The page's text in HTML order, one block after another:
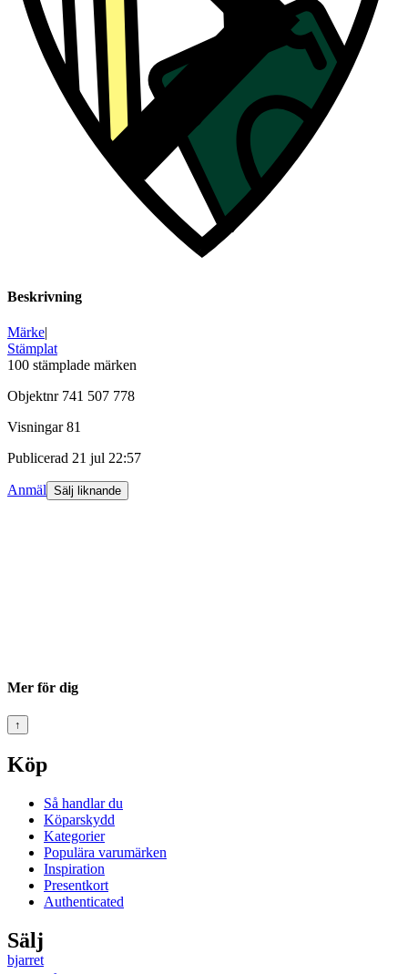
Beskrivning
Märke|
Stämplat
100 stämplade märken
Objektnr 741 507 778
Visningar 81
Publicerad 21 jul 22:57
Anmäl Sälj liknande
bjarret
Mer för dig
↑
Köp
Så handlar du
Köparskydd
Kategorier
Populära varumärken
Inspiration
Presentkort
Authenticated
Sälj